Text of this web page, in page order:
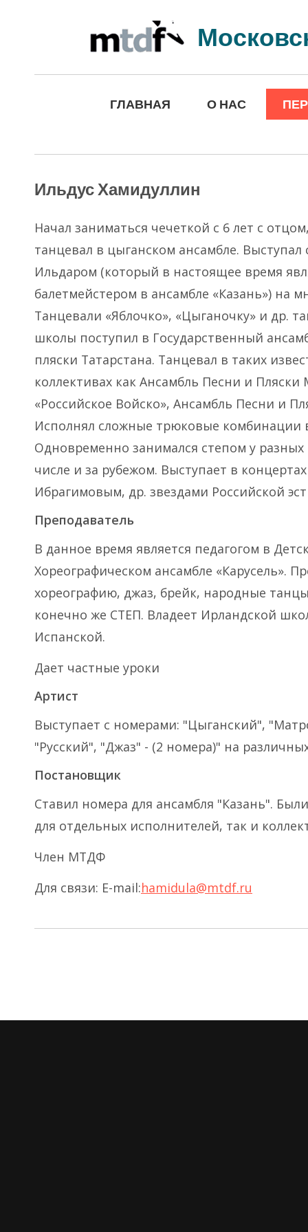
ГЛАВНАЯ О НАС
Ильдус Хамидуллин
Начал заниматься чечеткой с 6 лет с
танцевал в цыганском ансамбле. Выступал
Ильдаром (который в настоящее время
балетмейстером в ансамбле «Казань») на
Танцевали «Яблочко», «Цыганочку» и др.
школы поступил в Государственный
пляски Татарстана. Танцевал в таких
коллективах как Ансамбль Песни и
«Российское Войско», Ансамбль Песни и
Исполнял сложные трюковые комбинации
Одновременно занимался степом у разных
числе и за рубежом. Выступает в
Ибрагимовым, др. звездами Российской
Преподаватель
В данное время является педагогом в
Хореографическом ансамбле «Карусель».
хореографию, джаз, брейк, народные
конечно же СТЕП. Владеет Ирландской
Испанской.
Дает частные уроки
Артист
Выступает с номерами: "Цыганский",
"Русский", "Джаз" - (2 номера)" на
Постановщик
Ставил номера для ансамбля "Казань".
для отдельных исполнителей, так и
Член МТДФ
Для связи: E-mail:hamidula@mtdf.ru